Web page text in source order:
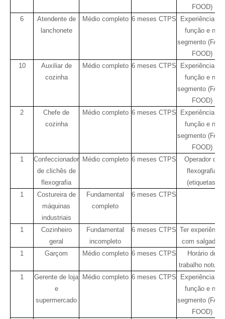
FOOD)
6
Atendente de
lanchonete
Médio completo 6 meses CTPS
Experiência na
função e no
segmento
FOOD)
10
Auxiliar de
cozinha
Médio completo 6 meses CTPS
Experiência na
função e no
segmento
FOOD)
2
Chefe de
cozinha
Médio completo 6 meses CTPS
Experiência na
função e no
segmento
FOOD)
1
Confeccionador
de clichês de
flexografia
Médio completo 6 meses CTPS
Operador de
flexografia
(etiquetas)
1
Costureira de
máquinas
industriais
Fundamental
completo
6 meses CTPS
1
Cozinheiro
geral
Fundamental
incompleto
6 meses CTPS Ter experiência
com salgados
1
Garçom Médio completo 6 meses CTPS
Horário de
trabalho noturno
1
Gerente de loja
e
supermercado
Médio completo 6 meses CTPS
Experiência na
função e no
segmento
FOOD)